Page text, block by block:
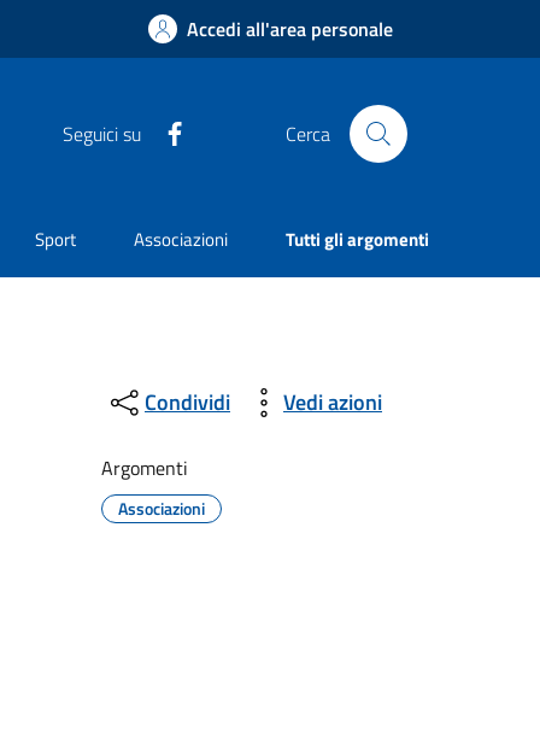
Accedi all'area personale
Seguici su Cerca
Sport Associazioni Tutti gli argomenti
Condividi Vedi azioni
Argomenti
Associazioni